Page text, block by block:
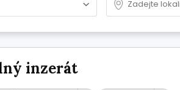
inzerát